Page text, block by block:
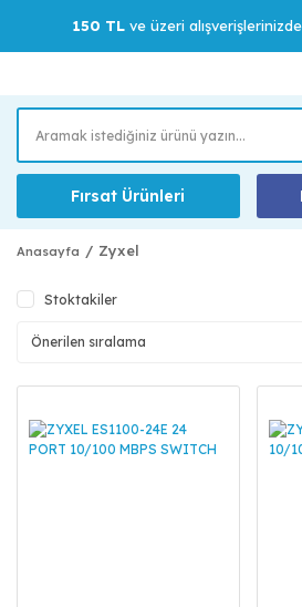
150 TLve üzeri alışverişlerinizde
Fırsat Ürünleri
Anasayfa Zyxel
Stoktakiler